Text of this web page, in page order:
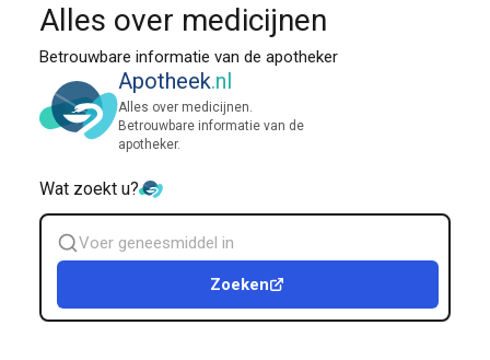
Alles over medicijnen
Betrouwbare informatie van de apotheker
Apotheek.nl
Alles over medicijnen.
Betrouwbare informatie van de
apotheker.
Wat zoekt u?
Zoek
geneesmiddel
Zoeken